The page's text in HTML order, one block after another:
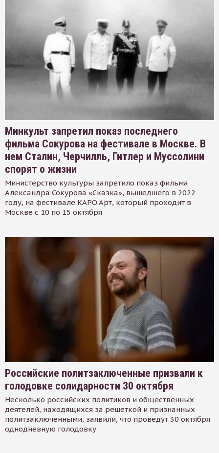
Минкульт запретил показ последнего
фильма Сокурова на фестивале в Москве. В
нем Сталин, Черчилль, Гитлер и Муссолини
спорят о жизни
Министерство культуры запретило показ фильма
Александра Сокурова «Сказка», вышедшего в 2022
году, на фестивале КАРО.Арт, который проходит в
Москве с 10 по 15 октября
Российские политзаключенные призвали к
голодовке солидарности 30 октября
Несколько российских политиков и общественных
деятелей, находящихся за решеткой и признанных
политзаключенными, заявили, что проведут 30 октября
однодневную голодовку